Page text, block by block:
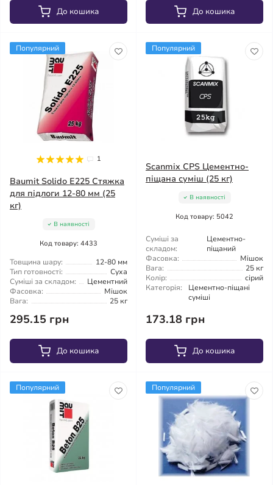
До кошика До кошика
Популярний
1
Baumit Solido E225 Стяжка
для підлоги 12-80 мм (25
кг)
В наявності
Код товару: 4433
Товщина шару:
12-80 мм
Тип готовності:
Суха
Суміші за складом:
Цементний
Фасовка:
Мішок
Вага:
25 кг
295.15 грн
До кошика
Популярний
Scanmix CPS Цементно-
піщана суміш (25 кг)
В наявності
Код товару: 5042
Суміші за
складом:
Цементно-
піщаний
Фасовка:
Мішок
Вага:
25 кг
Колір:
сірий
Категорія:
Цементно-піщані
суміші
173.18 грн
До кошика
Популярний Популярний